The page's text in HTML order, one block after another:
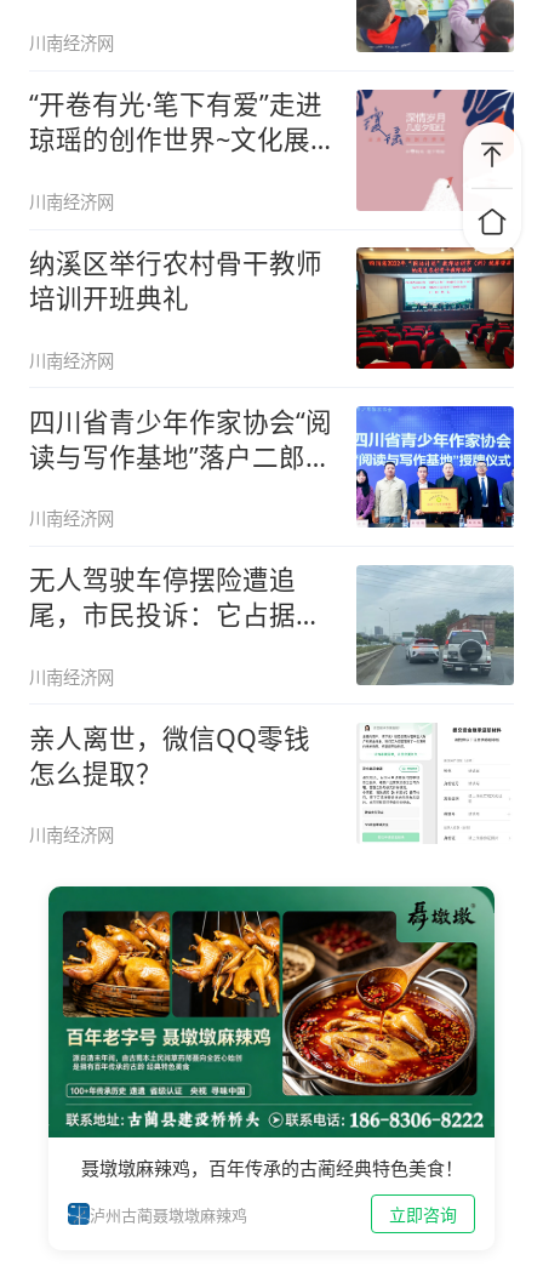
川南经济网
“开卷有光·笔下有爱”走进
琼瑶的创作世界~文化展
川南经济网
纳溪区举行农村骨干教师
培训开班典礼
川南经济网
四川省青少年作家协会“阅
读与写作基地”落户二郎大
川南经济网
无人驾驶车停摆险遭追
尾，市民投诉：它占据车
川南经济网
亲人离世，微信QQ零钱
怎么提取？
川南经济网
聂墩墩麻辣鸡，百年传承的古蔺经典特色美食！
泸州古蔺聂墩墩麻辣鸡 立即咨询